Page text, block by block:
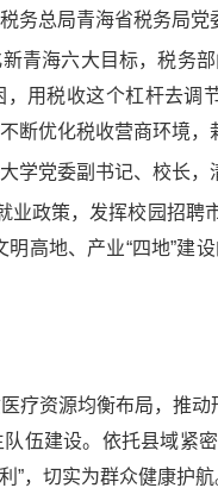
务总局青海省税务局党
青海六大目标，税务
用税收这个杠杆去
断优化税收营商环境
学党委副书记、校长
业政策，发挥校园招
明高地、产业“四地”
疗资源均衡布局，推
伍建设。依托县域紧
”，切实为群众健康护